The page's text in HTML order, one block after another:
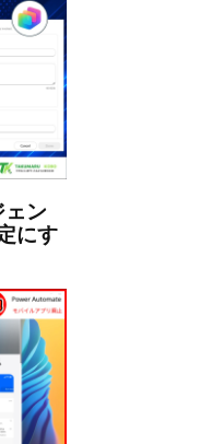
ン
にす